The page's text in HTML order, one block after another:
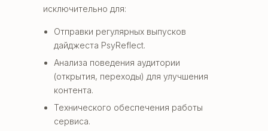
исключительно для:
Отправки регулярных выпусков
дайджеста PsyReflect.
Анализа поведения аудитории
(открытия, переходы) для улучшения
контента.
Технического обеспечения работы
сервиса.